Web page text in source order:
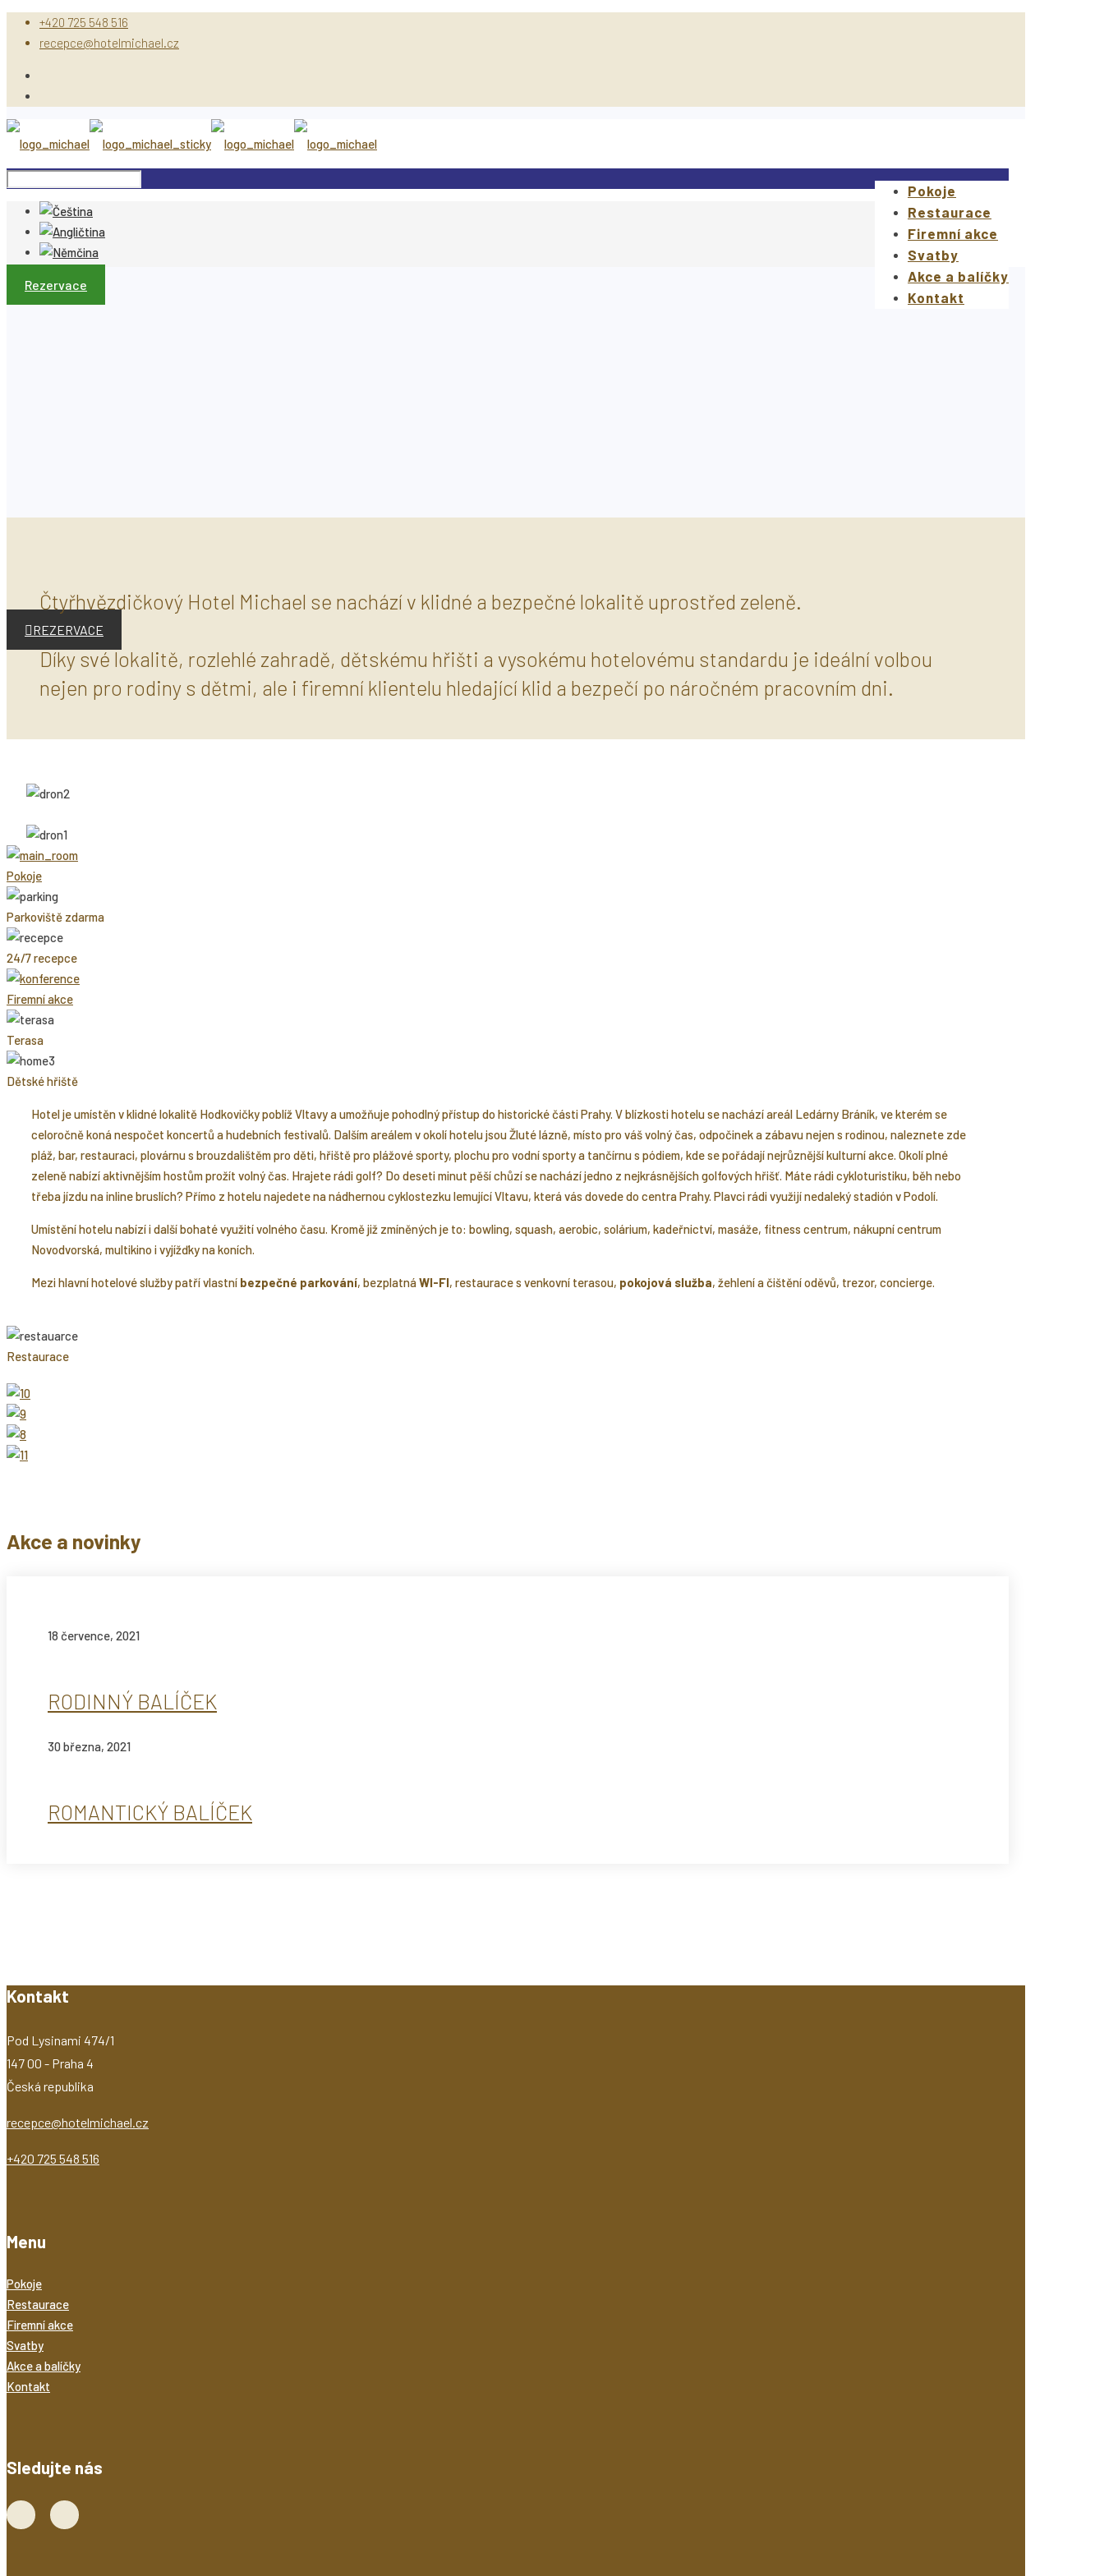
+420 725 548 516
recepce@hotelmichael.cz
Pokoje
Restaurace
Firemní akce
Svatby
Akce a balíčky
Kontakt
Rezervace
REZERVACE
Čtyřhvězdičkový Hotel Michael se nachází v klidné a bezpečné lokalitě uprostřed zeleně.
Díky své lokalitě, rozlehlé zahradě, dětskému hřišti a vysokému hotelovému standardu je ideální volbou
nejen pro rodiny s dětmi, ale i firemní klientelu hledající klid a bezpečí po náročném pracovním dni.
Pokoje
Parkoviště zdarma
24/7 recepce
Firemní akce
Terasa
Dětské hřiště
Hotel je umístěn v klidné lokalitě Hodkovičky poblíž Vltavy a umožňuje pohodlný přístup do historické části Prahy. V blízkosti hotelu se nachází areál Ledárny Bráník, ve kterém se
celoročně koná nespočet koncertů a hudebních festivalů. Dalším areálem v okolí hotelu jsou Žluté lázně, místo pro váš volný čas, odpočinek a zábavu nejen s rodinou, naleznete zde
pláž, bar, restauraci, plovárnu s brouzdalištěm pro děti, hřiště pro plážové sporty, plochu pro vodní sporty a tančírnu s pódiem, kde se pořádají nejrůznější kulturní akce. Okolí plné
zeleně nabízí aktivnějším hostům prožít volný čas. Hrajete rádi golf? Do deseti minut pěší chůzí se nachází jedno z nejkrásnějších golfových hřišť. Máte rádi cykloturistiku, běh nebo
třeba jízdu na inline bruslích? Přímo z hotelu najedete na nádhernou cyklostezku lemující Vltavu, která vás dovede do centra Prahy. Plavci rádi využijí nedaleký stadión v Podolí.
Umístění hotelu nabízí i další bohaté využití volného času. Kromě již zmíněných je to: bowling, squash, aerobic, solárium, kadeřnictví, masáže, fitness centrum, nákupní centrum
Novodvorská, multikino i vyjížďky na koních.
Mezi hlavní hotelové služby patří vlastní bezpečné parkování, bezplatnáWI-FI, restaurace s venkovní terasou, pokojová služba, žehlení a čištění oděvů, trezor, concierge.
Restaurace
Akce a novinky
18 července, 2021
RODINNÝ BALÍČEK
30 března, 2021
ROMANTICKÝ BALÍČEK
Kontakt
Pod Lysinami 474/1
147 00 - Praha 4
Česká republika
recepce@hotelmichael.cz
+420 725 548 516
Menu
Pokoje
Restaurace
Firemní akce
Svatby
Akce a balíčky
Kontakt
Sledujte nás